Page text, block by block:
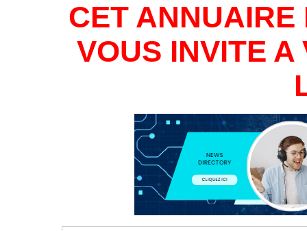
CET
VOUS INVITE A